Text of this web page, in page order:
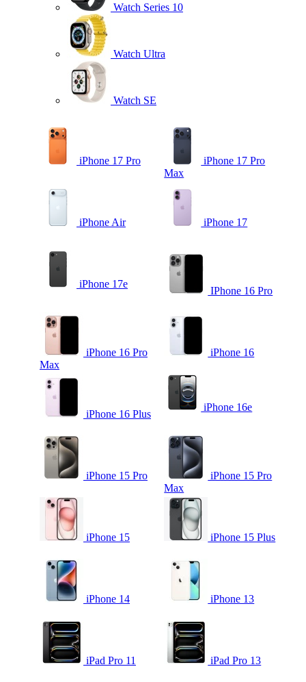
Watch Series 10
Watch Ultra
Watch SE
iPhone 17 Pro
iPhone 17 Pro
Max
iPhone Air iPhone 17
iPhone 17e
IPhone 16 Pro
iPhone 16 Pro
Max
iPhone 16
iPhone 16 Plus
iPhone 16e
iPhone 15 Pro
iPhone 15 Pro
Max
iPhone 15 iPhone 15 Plus
iPhone 14 iPhone 13
iPad Pro 11 iPad Pro 13